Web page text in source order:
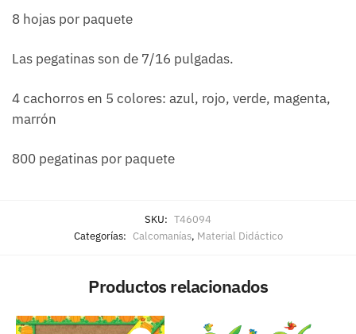
8 hojas por paquete
Las pegatinas son de 7/16 pulgadas.
4 cachorros en 5 colores: azul, rojo, verde, magenta,
marrón
800 pegatinas por paquete
SKU: T46094
Categorías: Calcomanías, Material Didáctico
Productos relacionados